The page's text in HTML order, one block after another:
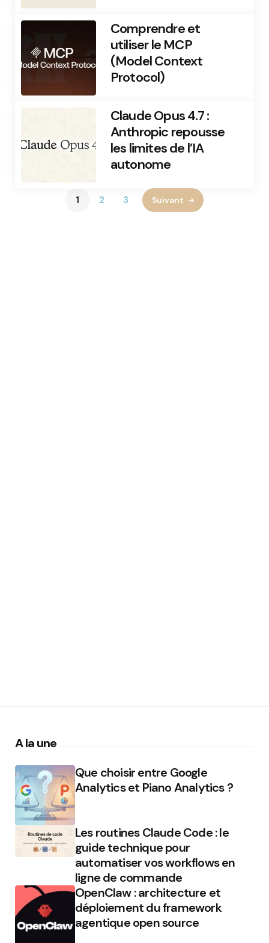
Comprendre et
utiliser le MCP
(Model Context
Protocol)
Claude Opus 4.7 :
Anthropic repousse
les limites de l’IA
autonome
1 2 3 Suivant
A la une
Que choisir entre Google
Analytics et Piano Analytics ?
Les routines Claude Code : le
guide technique pour
automatiser vos workflows en
ligne de commande
OpenClaw : architecture et
déploiement du framework
agentique open source